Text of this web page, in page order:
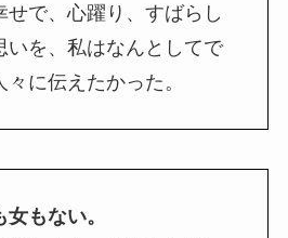
せで、心躍り、すばらし
いを、私はなんとしてで
に伝えたかった。
もない。